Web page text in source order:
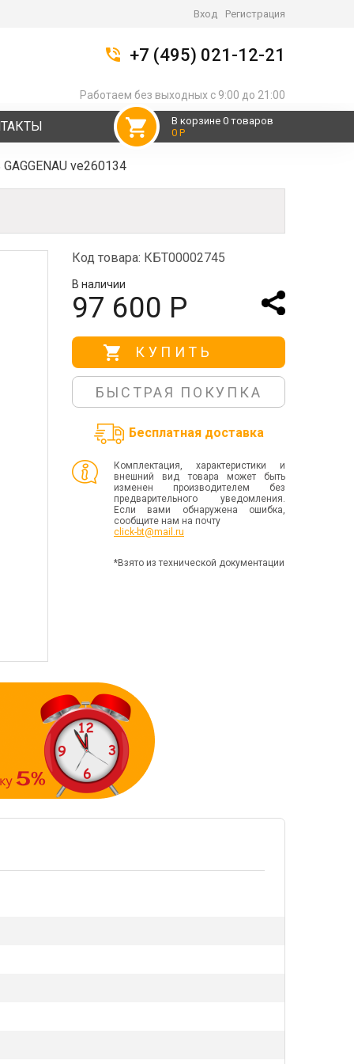
Вход Регистрация
+7 (495) 021-12-21
Работаем без выходных с 9:00 до 21:00
В корзине 0 товаров
0 Р
ve260134
Код товара: КБТ00002745
В наличии
97 600 Р
КУПИТЬ
БЫСТРАЯ ПОКУПКА
Бесплатная доставка
Комплектация, характеристики и
внешний вид товара может быть
изменен производителем без
предварительного уведомления.
Если вами обнаружена ошибка,
сообщите нам на почту
click-bt@mail.ru
*Взято из технической документации